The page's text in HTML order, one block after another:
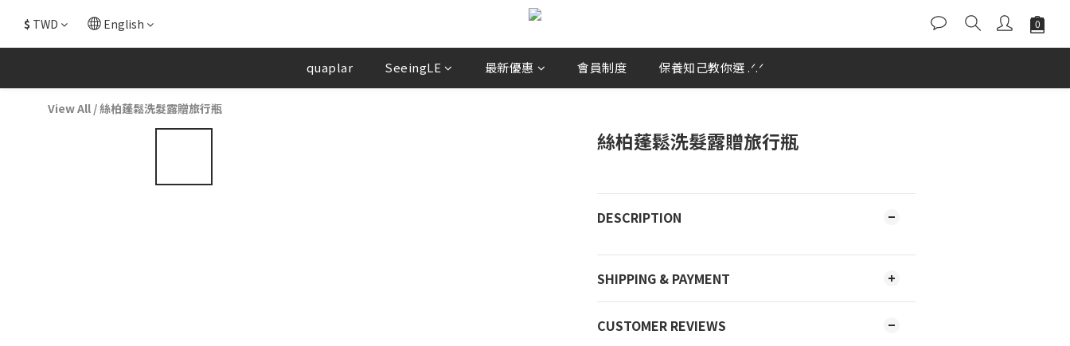
$ TWD English
quaplar SeeingLE 最新優惠 會員制度 保養知己教你選 .ᐟ.ᐟ
View All /絲柏蓬鬆洗髮露贈旅行瓶
絲柏蓬鬆洗髮露贈旅行瓶
DESCRIPTION
SHIPPING & PAYMENT
CUSTOMER REVIEWS